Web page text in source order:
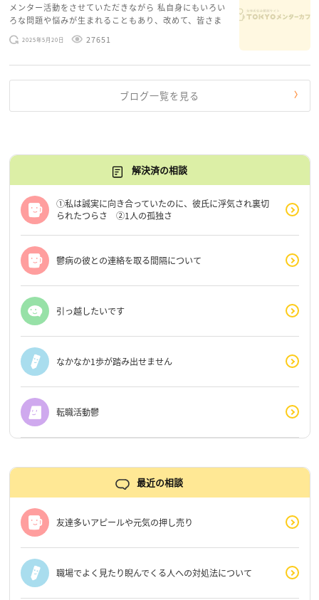
メンター活動をさせていただきながら 私自身にもいろい
ろな問題や悩みが生まれることもあり、改めて、皆さま
のお悩みを読みながら 「みんな、もがいてる。わたし
だけじゃないんだな」と、逆に励まされるような日々で
2025年5月20日 27651
ブログ一覧を見る
解決済の相談
①私は誠実に向き合っていたのに、彼氏に浮気され裏切
られたつらさ ②1人の孤独さ
鬱病の彼との連絡を取る間隔について
引っ越したいです
なかなか1歩が踏み出せません
転職活動鬱
最近の相談
友達多いアピールや元気の押し売り
職場でよく見たり睨んでくる人への対処法について